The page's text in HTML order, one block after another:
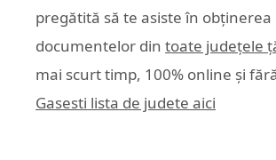
pregătită să te asiste în obținerea
documentelor din toate județele
mai scurt timp, 100% online și
Gasesti lista de judete aici